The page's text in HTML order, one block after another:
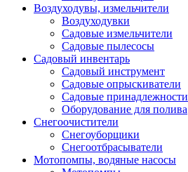
Воздуходувы, измельчители
Воздуходувки
Садовые измельчители
Садовые пылесосы
Садовый инвентарь
Садовый инструмент
Садовые опрыскиватели
Садовые принадлежности
Оборудование для полива
Снегоочистители
Снегоуборщики
Снегоотбрасыватели
Мотопомпы, водяные насосы